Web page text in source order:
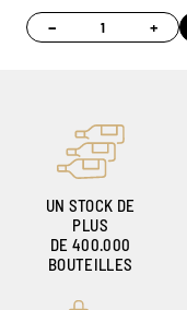
− +
UN STOCK DE
PLUS
DE 400.000
BOUTEILLES